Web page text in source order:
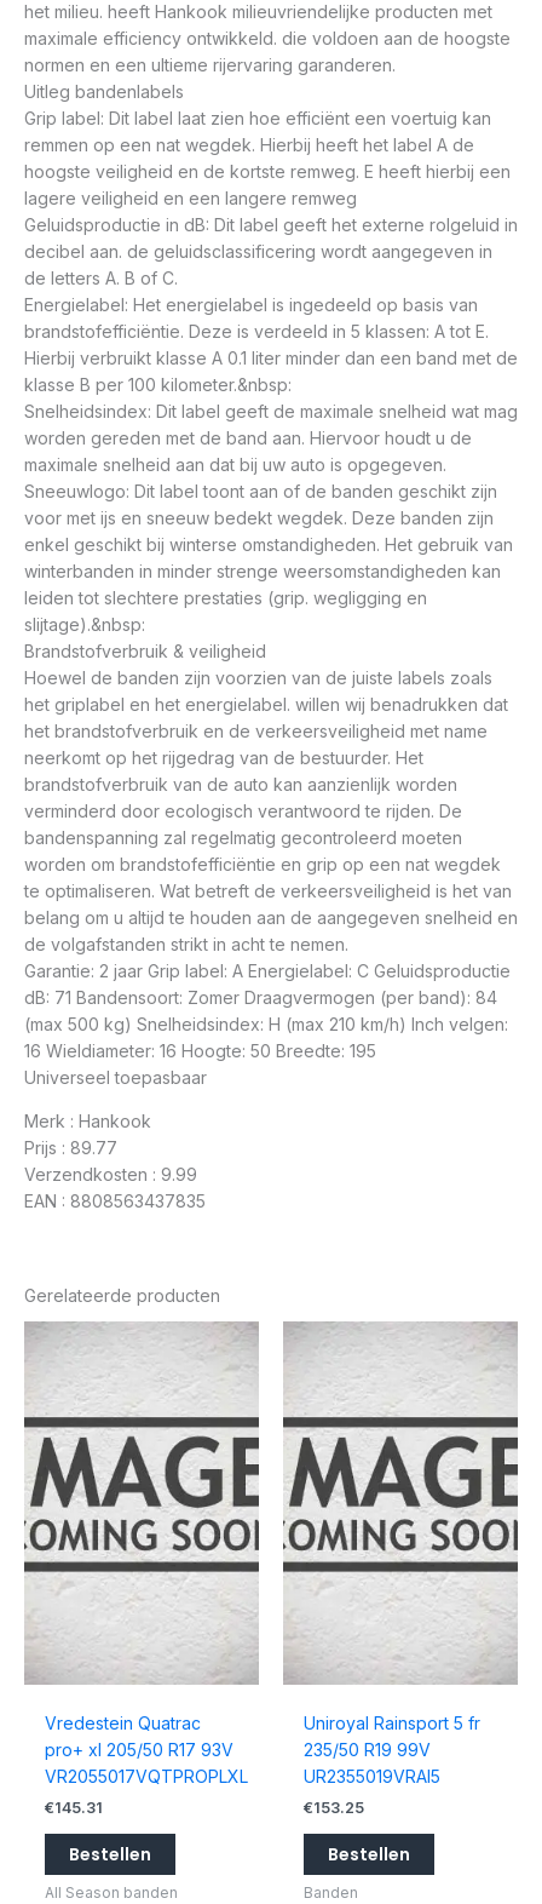
het milieu. heeft Hankook milieuvriendelijke producten met
maximale efficiency ontwikkeld. die voldoen aan de hoogste
normen en een ultieme rijervaring garanderen.
Uitleg bandenlabels
Grip label: Dit label laat zien hoe efficiënt een voertuig kan
remmen op een nat wegdek. Hierbij heeft het label A de
hoogste veiligheid en de kortste remweg. E heeft hierbij een
lagere veiligheid en een langere remweg
Geluidsproductie in dB: Dit label geeft het externe rolgeluid in
decibel aan. de geluidsclassificering wordt aangegeven in
de letters A. B of C.
Energielabel: Het energielabel is ingedeeld op basis van
brandstofefficiëntie. Deze is verdeeld in 5 klassen: A tot E.
Hierbij verbruikt klasse A 0.1 liter minder dan een band met de
klasse B per 100 kilometer.&nbsp:
Snelheidsindex: Dit label geeft de maximale snelheid wat mag
worden gereden met de band aan. Hiervoor houdt u de
maximale snelheid aan dat bij uw auto is opgegeven.
Sneeuwlogo: Dit label toont aan of de banden geschikt zijn
voor met ijs en sneeuw bedekt wegdek. Deze banden zijn
enkel geschikt bij winterse omstandigheden. Het gebruik van
winterbanden in minder strenge weersomstandigheden kan
leiden tot slechtere prestaties (grip. wegligging en
slijtage).&nbsp:
Brandstofverbruik & veiligheid
Hoewel de banden zijn voorzien van de juiste labels zoals
het griplabel en het energielabel. willen wij benadrukken dat
het brandstofverbruik en de verkeersveiligheid met name
neerkomt op het rijgedrag van de bestuurder. Het
brandstofverbruik van de auto kan aanzienlijk worden
verminderd door ecologisch verantwoord te rijden. De
bandenspanning zal regelmatig gecontroleerd moeten
worden om brandstofefficiëntie en grip op een nat wegdek
te optimaliseren. Wat betreft de verkeersveiligheid is het van
belang om u altijd te houden aan de aangegeven snelheid en
de volgafstanden strikt in acht te nemen.
Garantie: 2 jaar Grip label: A Energielabel: C Geluidsproductie
dB: 71 Bandensoort: Zomer Draagvermogen (per band): 84
(max 500 kg) Snelheidsindex: H (max 210 km/h) Inch velgen:
16 Wieldiameter: 16 Hoogte: 50 Breedte: 195
Universeel toepasbaar
Merk : Hankook
Prijs : 89.77
Verzendkosten : 9.99
EAN : 8808563437835
Gerelateerde producten
Vredestein Quatrac
pro+ xl 205/50 R17 93V
VR2055017VQTPROPLXL
€145.31
Bestellen
All Season banden
Uniroyal Rainsport 5 fr
235/50 R19 99V
UR2355019VRAI5
€153.25
Bestellen
Banden